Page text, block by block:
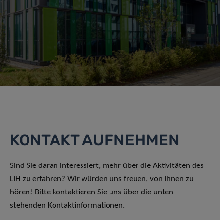
KONTAKT AUFNEHMEN
Sind Sie daran interessiert, mehr über die Aktivitäten des
LIH zu erfahren? Wir würden uns freuen, von Ihnen zu
hören! Bitte kontaktieren Sie uns über die unten
stehenden Kontaktinformationen.